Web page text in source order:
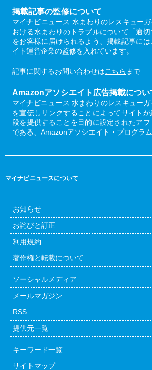
掲載記事の監修について
マイナビニュース 水まわりのレスキュー
おける水まわりのトラブルについて「適切
をお客様に届けられるよう、掲載記事に
イト運営企業の監修を入れています。
記事に関するお問い合わせはこちら まで
Amazonアソシエイト広告掲載につい
マイナビニュース 水まわりのレスキュー
を宣伝しリンクすることによってサイト
段を提供することを目的に設定されたア
である、Amazonアソシエイト・プログラム
マイナビニュースについて
お知らせ
お詫びと訂正
利用規約
著作権と転載について
ソーシャルメディア
メールマガジン
RSS
提供元一覧
キーワード一覧
サイトマップ